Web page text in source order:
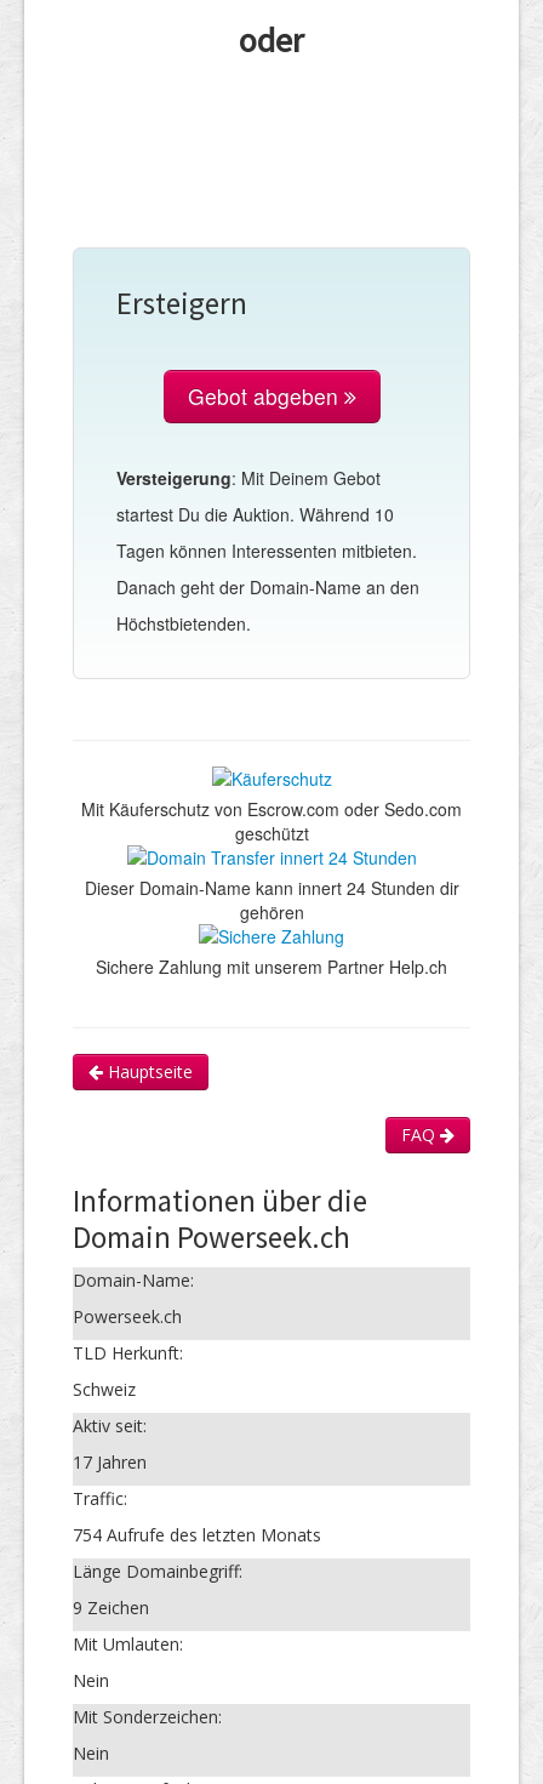
oder
Ersteigern
Gebot abgeben
Versteigerung: Mit Deinem Gebot
startest Du die Auktion. Während 10
Tagen können Interessenten mitbieten.
Danach geht der Domain-Name an den
Höchstbietenden.
Mit Käuferschutz von Escrow.com oder Sedo.com
geschützt
Dieser Domain-Name kann innert 24 Stunden dir
gehören
Sichere Zahlung mit unserem Partner Help.ch
Hauptseite
FAQ
Informationen über die
Domain Powerseek.ch
Domain-Name:
Powerseek.ch
TLD Herkunft:
Schweiz
Aktiv seit:
17 Jahren
Traffic:
754 Aufrufe des letzten Monats
Länge Domainbegriff:
9 Zeichen
Mit Umlauten:
Nein
Mit Sonderzeichen:
Nein